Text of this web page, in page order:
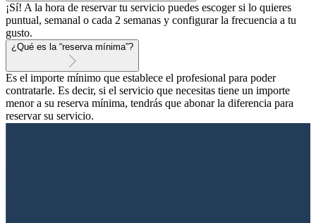
¡Sí! A la hora de reservar tu servicio puedes escoger si lo quieres
puntual, semanal o cada 2 semanas y configurar la frecuencia a tu
gusto.
¿Qué es la “reserva mínima”?
Es el importe mínimo que establece el profesional para poder
contratarle. Es decir, si el servicio que necesitas tiene un importe
menor a su reserva mínima, tendrás que abonar la diferencia para
reservar su servicio.